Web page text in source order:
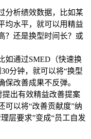
分析绩效数据，比如某
均水平，就可以用精益
？还是换型时间长？或
如通过SMED（快速换
分钟，就可以将“换型
保改善成果不反弹。
提出有效精益改善提案
可以将“改善贡献度”纳
层要求”变成“员工自发